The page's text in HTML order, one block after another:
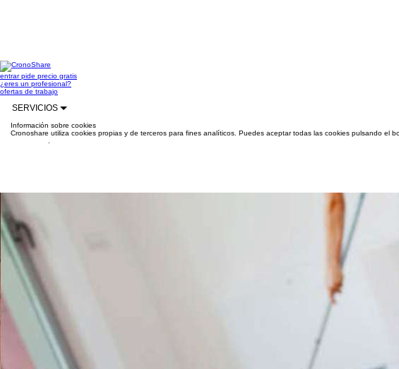
entrarpide precio gratis
¿eres un profesional?
ofertas de trabajo
SERVICIOS
Información sobre cookies
Cronoshare utiliza cookies propias y de terceros para fines analíticos. Puedes aceptar todas las cookies pulsando el